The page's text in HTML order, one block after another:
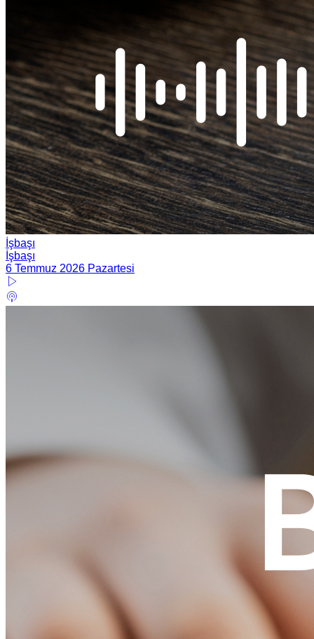
İşbaşı
İşbaşı
6 Temmuz 2026 Pazartesi